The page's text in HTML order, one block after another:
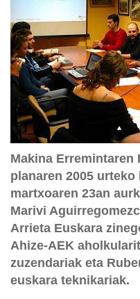
Makina Erremintaren
planaren 2005 urteko
martxoaren 23an
Marivi
Arrieta Euskara
Ahize-AEK
zuzendariak eta
euskara teknikariak.